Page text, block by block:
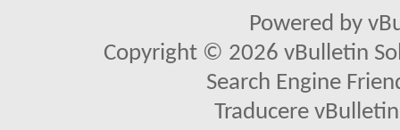
Powered by
Copyright © 2026 vBulletin
Search Engine
Traducere